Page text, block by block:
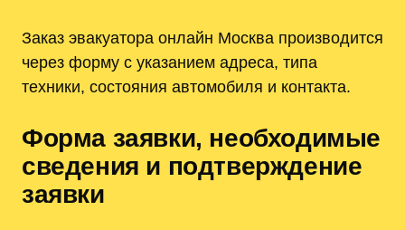
Заказ эвакуатора онлайн Москва производится
через форму с указанием адреса, типа
техники, состояния автомобиля и контакта.
Форма заявки, необходимые
сведения и подтверждение
заявки